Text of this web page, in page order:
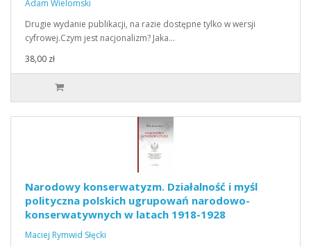
Adam Wielomski
Drugie wydanie publikacji, na razie dostępne tylko w wersji
cyfrowej.Czym jest nacjonalizm? Jaka…
38,00 zł
Narodowy konserwatyzm. Działalność i myśl
polityczna polskich ugrupowań narodowo-
konserwatywnych w latach 1918-1928
Maciej Rymwid Słęcki